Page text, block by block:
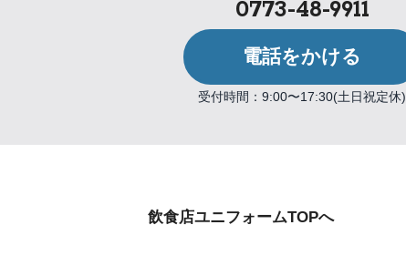
0773-48-9911
電話をかける
受付時間：9:00〜17:30(土日祝定休)
飲食店ユニフォームTOPへ